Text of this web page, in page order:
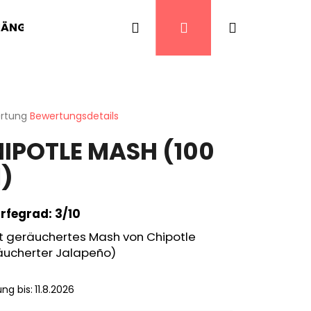
CHILI PFEFFER SCHARFE
Suchen
Bewertungsdetails
MASH (100
3/10
geräuchertes Mash von Chipotle
Jalapeño)
bis: 11.8.2026
BIRD'S EYE